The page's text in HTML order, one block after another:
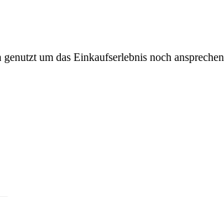
um das Einkaufserlebnis noch